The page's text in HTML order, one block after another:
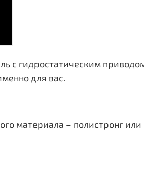
с гидростатическим
для вас.
материала – полистронг или